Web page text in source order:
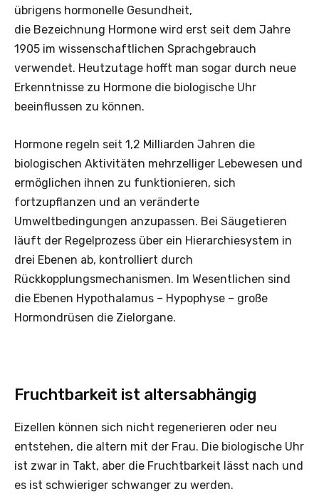
übrigens hormonelle Gesundheit,
die Bezeichnung Hormone wird erst seit dem Jahre
1905 im wissenschaftlichen Sprachgebrauch
verwendet. Heutzutage hofft man sogar durch neue
Erkenntnisse zu Hormone die biologische Uhr
beeinflussen zu können.
Hormone regeln seit 1,2 Milliarden Jahren die
biologischen Aktivitäten mehrzelliger Lebewesen und
ermöglichen ihnen zu funktionieren, sich
fortzupflanzen und an veränderte
Umweltbedingungen anzupassen. Bei Säugetieren
läuft der Regelprozess über ein Hierarchiesystem in
drei Ebenen ab, kontrolliert durch
Rückkopplungsmechanismen. Im Wesentlichen sind
die Ebenen Hypothalamus – Hypophyse – große
Hormondrüsen die Zielorgane.
Fruchtbarkeit ist altersabhängig
Eizellen können sich nicht regenerieren oder neu
entstehen, die altern mit der Frau. Die biologische Uhr
ist zwar in Takt, aber die Fruchtbarkeit lässt nach und
es ist schwieriger schwanger zu werden.